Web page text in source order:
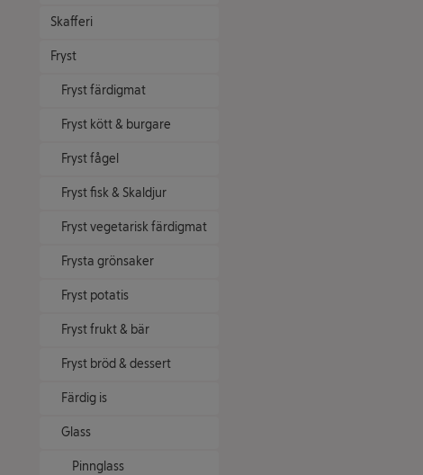
Skafferi
Fryst
Fryst färdigmat
Fryst kött & burgare
Fryst fågel
Fryst fisk & Skaldjur
Fryst vegetarisk färdigmat
Frysta grönsaker
Fryst potatis
Fryst frukt & bär
Fryst bröd & dessert
Färdig is
Glass
Pinnglass